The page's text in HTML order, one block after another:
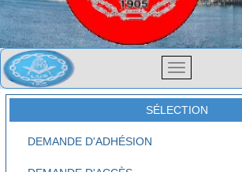
SÉLECTION
DEMANDE D'ADHÉSION